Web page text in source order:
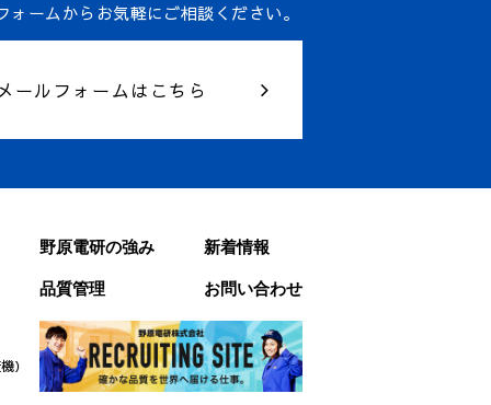
ームからお気軽にご相談ください。
ールフォームはこちら
）
野原電研の強み
品質管理
新着情報
お問い合わせ